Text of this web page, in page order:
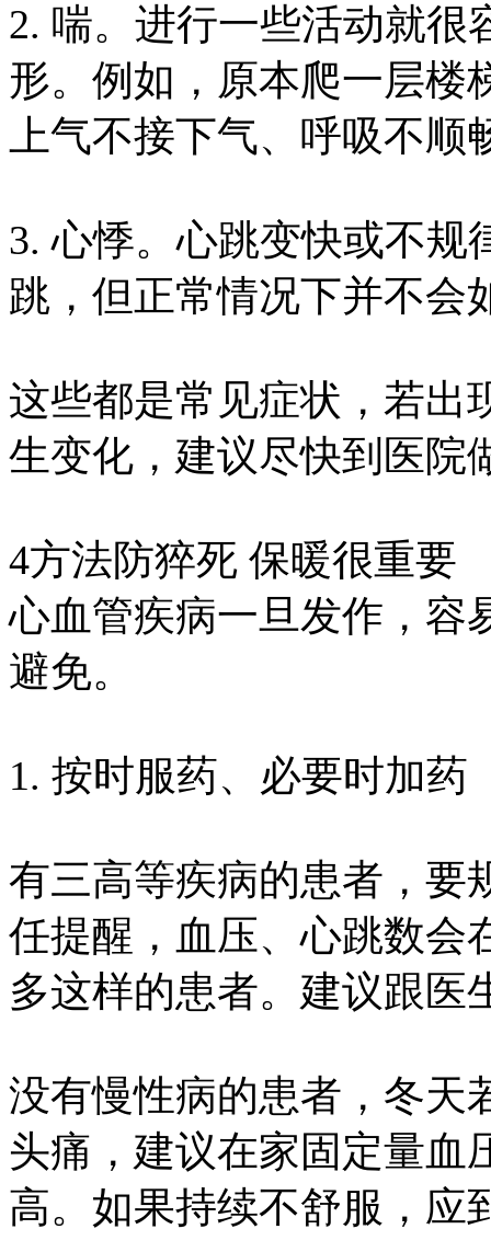
2. 喘。进行一些活动就很
形。例如，原本爬一层楼
上气不接下气、呼吸不顺
3. 心悸。心跳变快或不规
跳，但正常情况下并不会
这些都是常见症状，若出
生变化，建议尽快到医院
4方法防猝死 保暖很重要
心血管疾病一旦发作，容
避免。
1. 按时服药、必要时加药
有三高等疾病的患者，要
任提醒，血压、心跳数会
多这样的患者。建议跟医
没有慢性病的患者，冬天
头痛，建议在家固定量血
高。如果持续不舒服，应